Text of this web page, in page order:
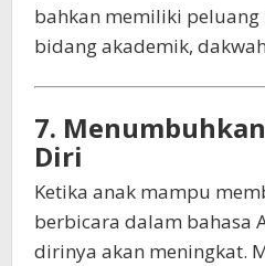
bahkan memiliki
bidang akademik,
7.
Diri
Ketika anak mampu
berbicara dalam bahasa
dirinya akan meningkat.